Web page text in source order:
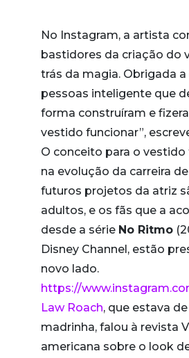
No Instagram, a artista
bastidores da criação do
trás da magia. Obrigada
pessoas inteligente que
forma construíram e
vestido funcionar”,
O conceito para o vestido
na evolução da carreira
futuros projetos da atriz
adultos, e os fãs que a
desde a série No Ritmo
Disney Channel, estão
novo lado.
https://
Law Roach, que estava
madrinha, falou à revista
americana sobre o look